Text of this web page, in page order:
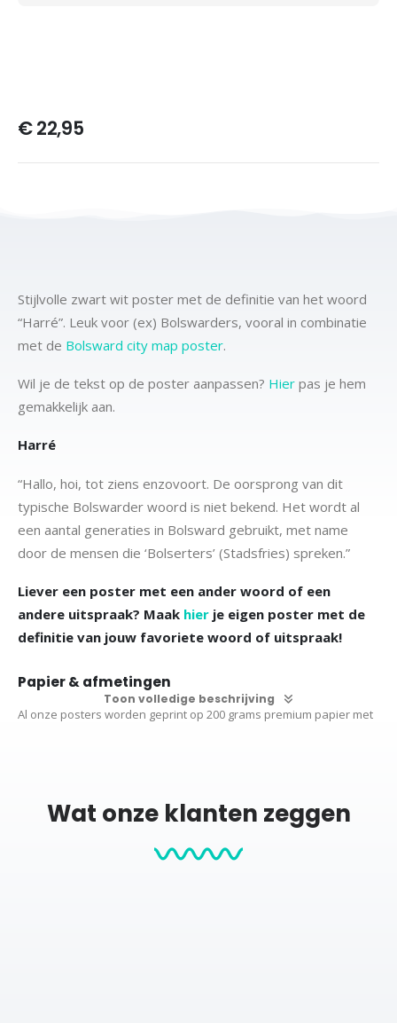
€22,95
Stijlvolle zwart wit poster met de definitie van het woord
“Harré”. Leuk voor (ex) Bolswarders, vooral in combinatie
met de Bolsward city map poster.
Wil je de tekst op de poster aanpassen? Hier pas je hem
gemakkelijk aan.
Harré
“Hallo, hoi, tot ziens enzovoort. De oorsprong van dit
typische Bolswarder woord is niet bekend. Het wordt al
een aantal generaties in Bolsward gebruikt, met name
door de mensen die ‘Bolserters’ (Stadsfries) spreken.”
Liever een poster met een ander woord of een
andere uitspraak? Maak hier je eigen poster met de
definitie van jouw favoriete woord of uitspraak!
Papier & afmetingen
Al onze posters worden geprint op 200 grams premium papier met
Wil je graag een poster in een ander formaat? Neemcontact
ons op voor de mogelijkheden.
Toon volledige beschrijving
Wat onze klanten zeggen